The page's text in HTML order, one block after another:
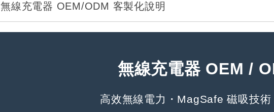
無線充電器 OEM/ODM 客製化說明
無線充電器 OEM /
高效無線電力・MagSafe 磁吸技